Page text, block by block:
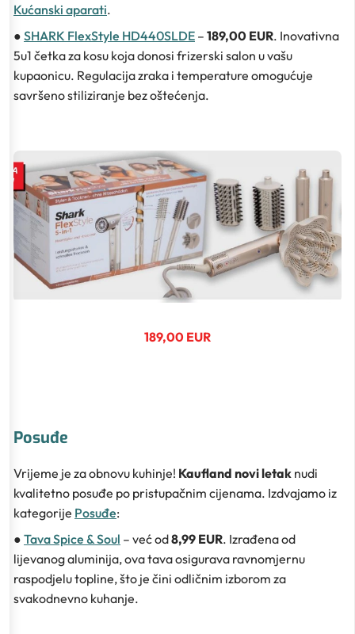
Kućanski aparati.
● SHARK FlexStyle HD440SLDE – 189,00 EUR. Inovativna
5u1 četka za kosu koja donosi frizerski salon u vašu
kupaonicu. Regulacija zraka i temperature omogućuje
savršeno stiliziranje bez oštećenja.
189,00 EUR
Posuđe
Vrijeme je za obnovu kuhinje! Kaufland novi letak nudi
kvalitetno posuđe po pristupačnim cijenama. Izdvajamo iz
kategorije Posuđe:
● Tava Spice & Soul – već od8,99 EUR. Izrađena od
lijevanog aluminija, ova tava osigurava ravnomjernu
raspodjelu topline, što je čini odličnim izborom za
svakodnevno kuhanje.